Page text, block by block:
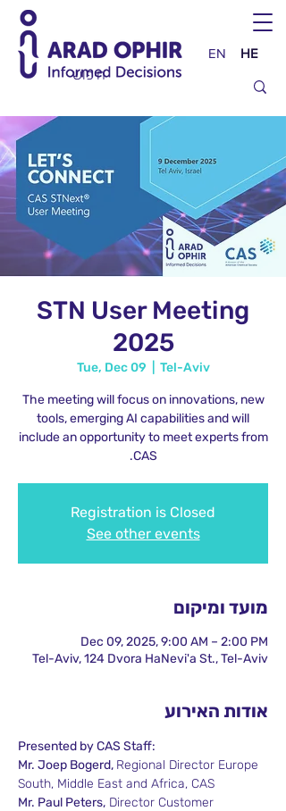
EN HE
STN User Meeting
2025
Tue, Dec 09 Tel-Aviv
The meeting will focus on innovations, new
tools, emerging AI capabilities and will
include an opportunity to meet experts from
CAS.
Registration is Closed
See other events
מועד ומיקום
Dec 09, 2025, 9:00 AM – 2:00 PM
Tel-Aviv, 124 Dvora HaNevi'a St., Tel-Aviv
אודות האירוע
Presented by CAS Staff:
Mr. Joep Bogerd, Regional Director Europe
South, Middle East and Africa, CAS
Mr. Paul Peters, Director Customer